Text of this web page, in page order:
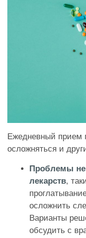
Ежедневный прием
осложняться и
Проблемы
лекарств,
осложнить
Варианты
обсудить с